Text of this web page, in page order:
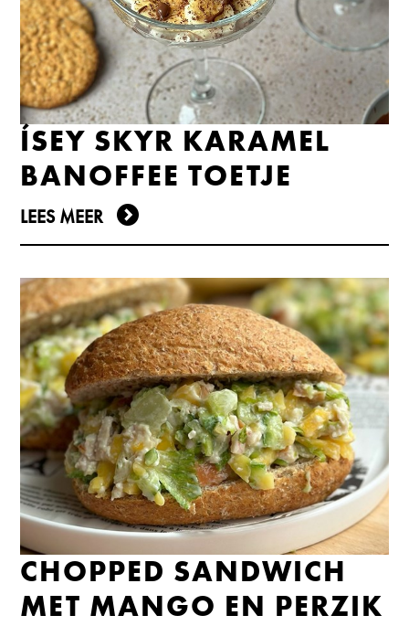
ÍSEY SKYR KARAMEL
BANOFFEE TOETJE
LEES MEER
CHOPPED SANDWICH
MET MANGO EN PERZIK